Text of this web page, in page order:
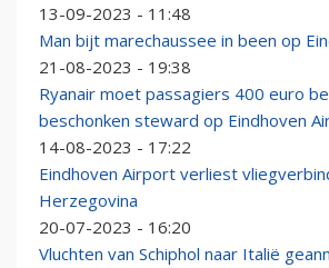
13-09-2023 - 11:48
Man bijt marechaussee in been op
21-08-2023 - 19:38
Ryanair moet passagiers 400 euro
beschonken steward op Eindhoven
14-08-2023 - 17:22
Eindhoven Airport verliest
Herzegovina
20-07-2023 - 16:20
Vluchten van Schiphol naar Italië